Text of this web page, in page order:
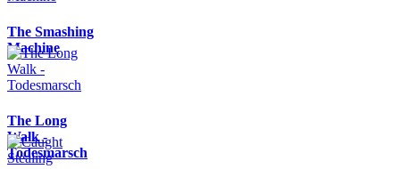
The Smashing
Machine
The Long
Walk -
Todesmarsch